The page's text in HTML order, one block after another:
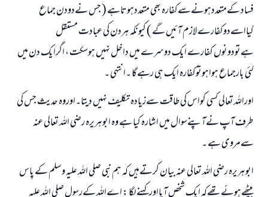
فساد کےمتعددہونےسےکفارہ بھی متعددہوتاہے ( جس نےدودن جماع
کیااسےدوکفارے لازم آئیں گے ) کیونکہ ہردن کی عبادت مستقل
ہےتودونوں کفارے ایک دوسرے میں داخل نہیں ہوسکت ، اگرایک دن میں
کئی بارجماع ہواہوتوکفارہ ایک ہی رہےگا ۔انتہی ۔
اوراللہ تعالی کسی کواس کی طاقت سےزیادہ تکلیف نہیں دیتا۔اوروہ حدیث جس کی
طرف آپ نےآپنےسوال میں اشارہ کیا ہے وہ ابوہریرہ رضی اللہ تعالی عنہ
سےمروی ہے ۔
ابوہریرہ رضی اللہ تعالی عنہ بیان کرتےہیں کہ ہم نبی صلی اللہ علیہ وسلم کے پاس